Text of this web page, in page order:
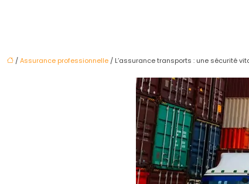
/Assurance professionnelle / L’assurance transports : une sécurité